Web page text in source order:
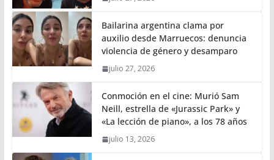
Bailarina argentina clama por
auxilio desde Marruecos: denuncia
violencia de género y desamparo
julio 27, 2026
Conmoción en el cine: Murió Sam
Neill, estrella de «Jurassic Park» y
«La lección de piano», a los 78 años
julio 13, 2026